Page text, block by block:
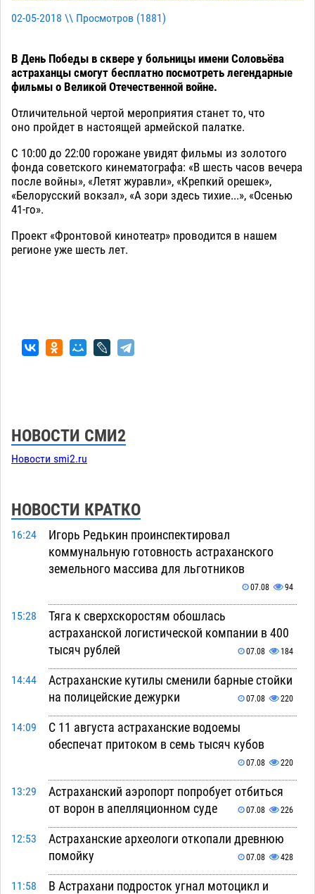
02-05-2018 \\ Просмотров (1881)
В День Победы в сквере у больницы имени Соловьёва
астраханцы смогут бесплатно посмотреть легендарные
фильмы о Великой Отечественной войне.
Отличительной чертой мероприятия станет то, что
оно пройдет в настоящей армейской палатке.
С 10:00 до 22:00 горожане увидят фильмы из золотого
фонда советского кинематографа: «В шесть часов вечера
после войны», «Летят журавли», «Крепкий орешек»,
«Белорусский вокзал», «А зори здесь тихие...», «Осенью
41-го».
Проект «Фронтовой кинотеатр» проводится в нашем
регионе уже шесть лет.
НОВОСТИ СМИ2
Новости smi2.ru
НОВОСТИ КРАТКО
16:24
Игорь Редькин проинспектировал
коммунальную готовность астраханского
земельного массива для льготников
07.08 94
15:28
Тяга к сверхскоростям обошлась
астраханской логистической компании в 400
тысяч рублей
07.08 184
14:44
Астраханские кутилы сменили барные стойки
на полицейские дежурки
07.08 220
14:09
С 11 августа астраханские водоемы
обеспечат притоком в семь тысяч кубов
07.08 220
13:29
Астраханский аэропорт попробует отбиться
от ворон в апелляционном суде
07.08 226
12:53
Астраханские археологи откопали древнюю
помойку
07.08 428
11:58
В Астрахани подросток угнал мотоцикл и